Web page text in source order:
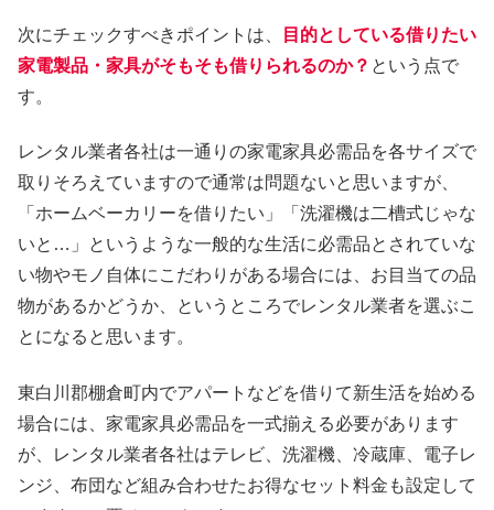
次にチェックすべきポイントは、
目的としている借りたい
家電製品・家具がそもそも借りられるのか？ という点で
す。
レンタル業者各社は一通りの家電家具必需品を各サイズで
取りそろえていますので通常は問題ないと思いますが、
「ホームベーカリーを借りたい」「洗濯機は二槽式じゃな
いと…」というような一般的な生活に必需品とされていな
い物やモノ自体にこだわりがある場合には、お目当ての品
物があるかどうか、というところでレンタル業者を選ぶこ
とになると思います。
東白川郡棚倉町内でアパートなどを借りて新生活を始める
場合には、家電家具必需品を一式揃える必要があります
が、レンタル業者各社はテレビ、洗濯機、冷蔵庫、電子レ
ンジ、布団など組み合わせたお得なセット料金も設定して